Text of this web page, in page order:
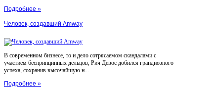
Подробнее »
Человек, создавший Amway
В современном бизнесе, то и дело сотрясаемом скандалами с
участием беспринципных дельцов, Рич Девос добился грандиозного
успеха, сохранив высочайшую н...
Подробнее »